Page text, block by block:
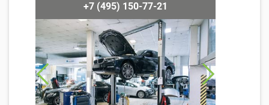
+7 (495) 150-77-21